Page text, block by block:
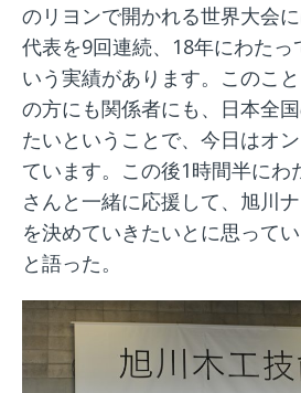
のリヨンで開かれる世界大会
代表を9回連続、18年にわたっ
いう実績があります。このこ
の方にも関係者にも、日本全
たいということで、今日はオ
ています。この後1時間半にわ
さんと一緒に応援して、旭川
を決めていきたいとに思ってい
と語った。